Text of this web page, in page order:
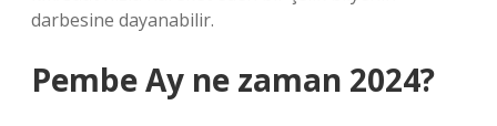
darbesine dayanabilir.
Pembe Ay ne zaman 2024?